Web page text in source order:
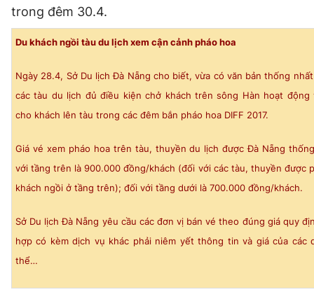
trong đêm 30.4.
Du khách ngồi tàu du lịch xem cận cảnh pháo hoa
Ngày 28.4, Sở Du lịch Đà Nẵng cho biết, vừa có văn bản thống
các tàu du lịch đủ điều kiện chở khách trên sông Hàn hoạt động
cho khách lên tàu trong các đêm bắn pháo hoa DIFF 2017.
Giá vé xem pháo hoa trên tàu, thuyền du lịch được Đà Nẵng
với tầng trên là 900.000 đồng/khách (đối với các tàu, thuyền được
khách ngồi ở tầng trên); đối với tầng dưới là 700.000 đồng/khách.
Sở Du lịch Đà Nẵng yêu cầu các đơn vị bán vé theo đúng giá quy
hợp có kèm dịch vụ khác phải niêm yết thông tin và giá của các
thể…